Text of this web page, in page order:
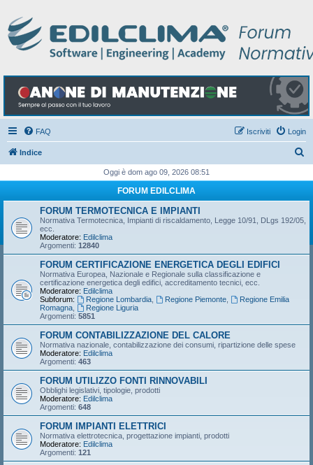
FAQ Login
Iscriviti
Indice
c
Oggi è dom ago 09, 2026 08:51
FORUM EDILCLIMA
FORUM TERMOTECNICA E IMPIANTI
Normativa Termotecnica, Impianti di riscaldamento, Legge 10/91, DLgs 192/05,
ecc.
Moderatore: Edilclima
Argomenti: 12840
FORUM CERTIFICAZIONE ENERGETICA DEGLI EDIFICI
Normativa Europea, Nazionale e Regionale sulla classificazione e
certificazione energetica degli edifici, accreditamento tecnici, ecc.
Moderatore: Edilclima
Subforum:
Regione Lombardia, Regione Piemonte,
Regione Emilia
Romagna
Regione Liguria
Argomenti: 5851
FORUM CONTABILIZZAZIONE DEL CALORE
Normativa nazionale, contabilizzazione dei consumi, ripartizione delle spese
Moderatore: Edilclima
Argomenti: 463
FORUM UTILIZZO FONTI RINNOVABILI
Obblighi legislativi, tipologie, prodotti
Moderatore: Edilclima
Argomenti: 648
FORUM IMPIANTI ELETTRICI
Normativa elettrotecnica, progettazione impianti, prodotti
Moderatore: Edilclima
Argomenti: 121